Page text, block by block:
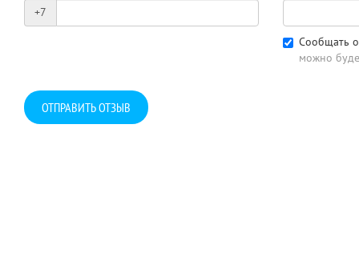
+7
Сообщать
можно
ОТПРАВИТЬ ОТЗЫВ